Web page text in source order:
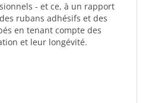
- et ce, à un rapport
rubans adhésifs et des
en tenant compte des
et leur longévité.